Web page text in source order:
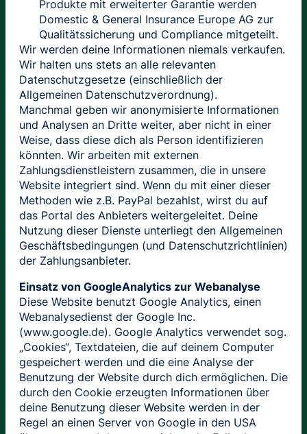
Produkte mit erweiterter Garantie werden
Domestic & General Insurance Europe AG zur
Qualitätssicherung und Compliance mitgeteilt.
Wir werden deine Informationen niemals verkaufen.
Wir halten uns stets an alle relevanten
Datenschutzgesetze (einschließlich der
Allgemeinen Datenschutzverordnung).
Manchmal geben wir anonymisierte Informationen
und Analysen an Dritte weiter, aber nicht in einer
Weise, dass diese dich als Person identifizieren
könnten. Wir arbeiten mit externen
Zahlungsdienstleistern zusammen, die in unsere
Website integriert sind. Wenn du mit einer dieser
Methoden wie z.B. PayPal bezahlst, wirst du auf
das Portal des Anbieters weitergeleitet. Deine
Nutzung dieser Dienste unterliegt den Allgemeinen
Geschäftsbedingungen (und Datenschutzrichtlinien)
der Zahlungsanbieter.
Einsatz von GoogleAnalytics zur Webanalyse
Diese Website benutzt Google Analytics, einen
Webanalysedienst der Google Inc.
(www.google.de). Google Analytics verwendet sog.
„Cookies“, Textdateien, die auf deinem Computer
gespeichert werden und die eine Analyse der
Benutzung der Website durch dich ermöglichen. Die
durch den Cookie erzeugten Informationen über
deine Benutzung dieser Website werden in der
Regel an einen Server von Google in den USA